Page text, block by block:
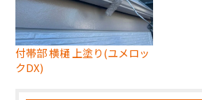
付帯部 横樋 上塗り(ユメロッ
クDX)